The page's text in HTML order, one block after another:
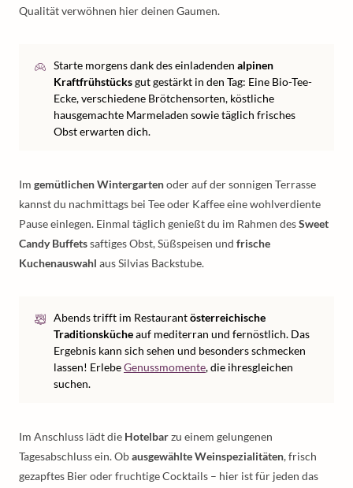
Qualität verwöhnen hier deinen Gaumen.
Starte morgens dank des einladenden alpinen
Kraftfrühstücksgut gestärkt in den Tag: Eine Bio-Tee-
Ecke, verschiedene Brötchensorten, köstliche
hausgemachte Marmeladen sowie täglich frisches
Obst erwarten dich.
Im gemütlichen Wintergartenoder auf der sonnigen Terrasse
kannst du nachmittags bei Tee oder Kaffee eine wohlverdiente
Pause einlegen. Einmal täglich genießt du im Rahmen desSweet
Candy Buffetssaftiges Obst, Süßspeisen und frische
Kuchenauswahl aus Silvias Backstube.
Abends trifft im Restaurantösterreichische
Traditionskücheauf mediterran und fernöstlich. Das
Ergebnis kann sich sehen und besonders schmecken
lassen! ErlebeGenussmomente, die ihresgleichen
suchen.
Im Anschluss lädt die Hotelbarzu einem gelungenen
Tagesabschluss ein. Obausgewählte Weinspezialitäten, frisch
gezapftes Bier oder fruchtige Cocktails – hier ist für jeden das